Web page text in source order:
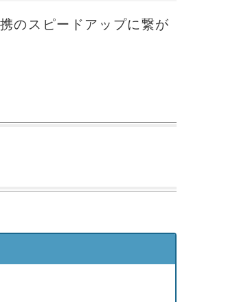
のスピードアップに繋が